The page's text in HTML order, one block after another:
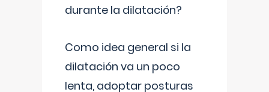
durante la dilatación?
Como idea general si la
dilatación va un poco
lenta, adoptar posturas